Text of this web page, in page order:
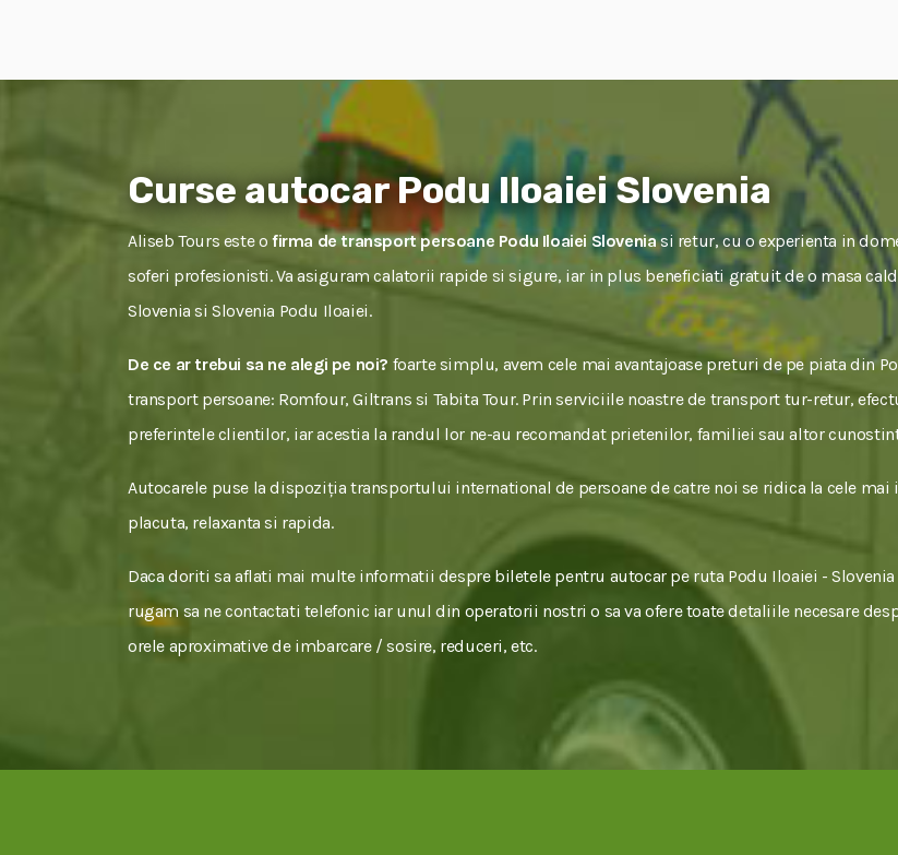
Curse autocar Podu Iloaiei Slovenia
Aliseb Tours este o firma de transport persoane Podu Iloaiei Sloveniasi retur, cu o experienta in
soferi profesionisti. Va asiguram calatorii rapide si sigure, iar in plus beneficiati gratuit de o masa
Slovenia si Slovenia Podu Iloaiei.
De ce ar trebui sa ne alegi pe noi? foarte simplu, avem cele mai avantajoase preturi de pe piata din
transport persoane: Romfour, Giltrans si Tabita Tour. Prin serviciile noastre de transport tur-retur,
preferintele clientilor, iar acestia la randul lor ne-au recomandat prietenilor, familiei sau altor
Autocarele puse la dispoziția transportului international de persoane de catre noi se ridica la cele mai
placuta, relaxanta si rapida.
Daca doriti sa aflati mai multe informatii despre biletele pentru autocar pe ruta Podu Iloaiei -
rugam sa ne contactati telefonic iar unul din operatorii nostri o sa va ofere toate detaliile necesare
orele aproximative de imbarcare / sosire, reduceri, etc.